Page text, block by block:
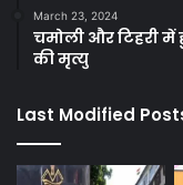
March 23, 2024
चमोली और टिहरी
की मृत्यु
Last Modified